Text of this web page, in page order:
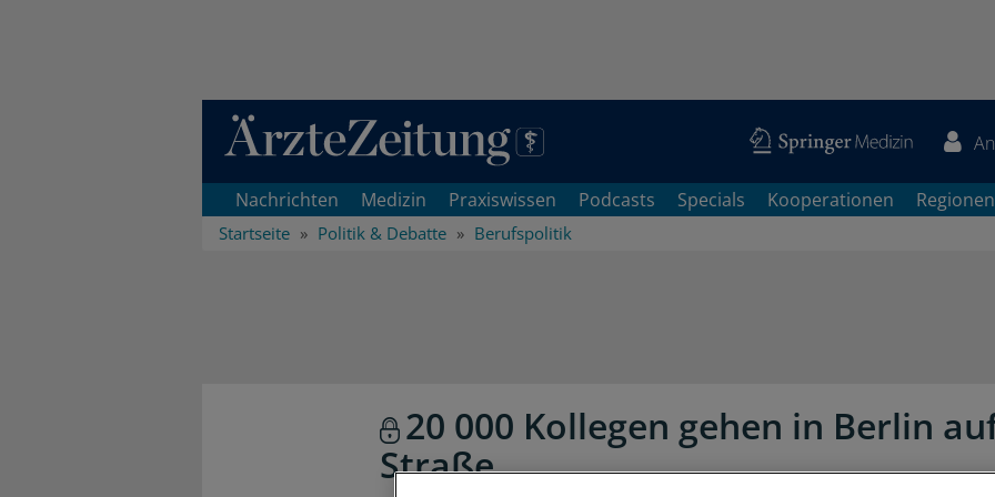
Direkt zum Inhaltsbereich
Nachrichten Medizin Praxiswissen Podcasts Specials Kooperationen Regionen
Startseite Politik & Debatte Berufspolitik
20 000 Kollegen gehen in Berlin
Straße